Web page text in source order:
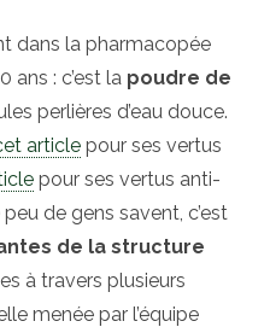
dans la pharmacopée
ans : c’est la poudre de
perlières d’eau douce.
article pour ses vertus
pour ses vertus anti-
de gens savent, c’est
de la structure
à travers plusieurs
menée par l’équipe